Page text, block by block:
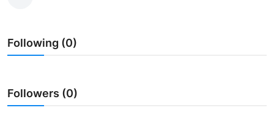
Seni
Usadha
Indonesia
Following (0)
Followers (0)